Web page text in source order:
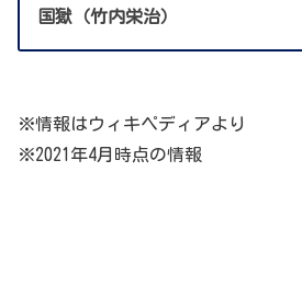
国獄（竹内栄治）
※情報はウィキペディアより
※2021年4月時点の情報